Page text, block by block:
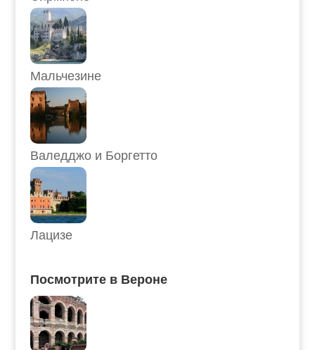
Мальчезине
Валедджо и Боргетто
Лацизе
Посмотрите в Вероне